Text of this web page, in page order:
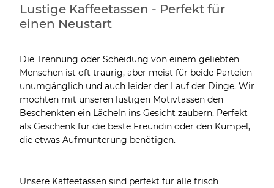
Lustige Kaffeetassen - Perfekt für
einen Neustart
Die Trennung oder Scheidung von einem geliebten
Menschen ist oft traurig, aber meist für beide Parteien
unumgänglich und auch leider der Lauf der Dinge. Wir
möchten mit unseren lustigen Motivtassen den
Beschenkten ein Lächeln ins Gesicht zaubern. Perfekt
als Geschenk für die beste Freundin oder den Kumpel,
die etwas Aufmunterung benötigen.
Unsere Kaffeetassen sind perfekt für alle frisch